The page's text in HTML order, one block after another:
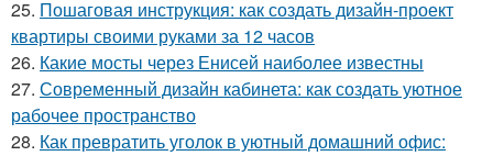
25. Пошаговая инструкция: как создать дизайн-проект
квартиры своими руками за 12 часов
26. Какие мосты через Енисей наиболее известны
27. Современный дизайн кабинета: как создать уютное
рабочее пространство
28. Как превратить уголок в уютный домашний офис: